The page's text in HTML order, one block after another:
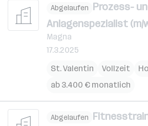
Abgelaufen Prozess-
Anlagenspezialist (m/
Magna
17.3.2025
St. Valentin
Vollzeit
ab 3.400 € monatlich
Abgelaufen